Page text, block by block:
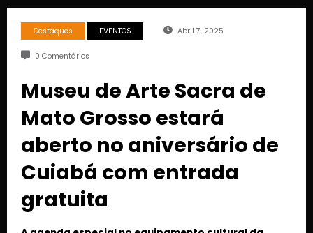
Destaques EVENTOS Abril 7, 2025
0 Comentários
Museu de Arte Sacra de
Mato Grosso estará
aberto no aniversário de
Cuiabá com entrada
gratuita